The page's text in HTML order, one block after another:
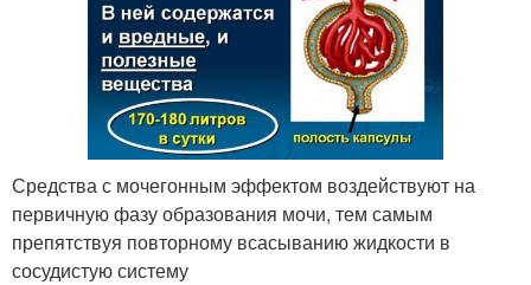
Средства с мочегонным эффектом воздействуют на
первичную фазу образования мочи, тем самым
препятствуя повторному всасыванию жидкости в
сосудистую систему